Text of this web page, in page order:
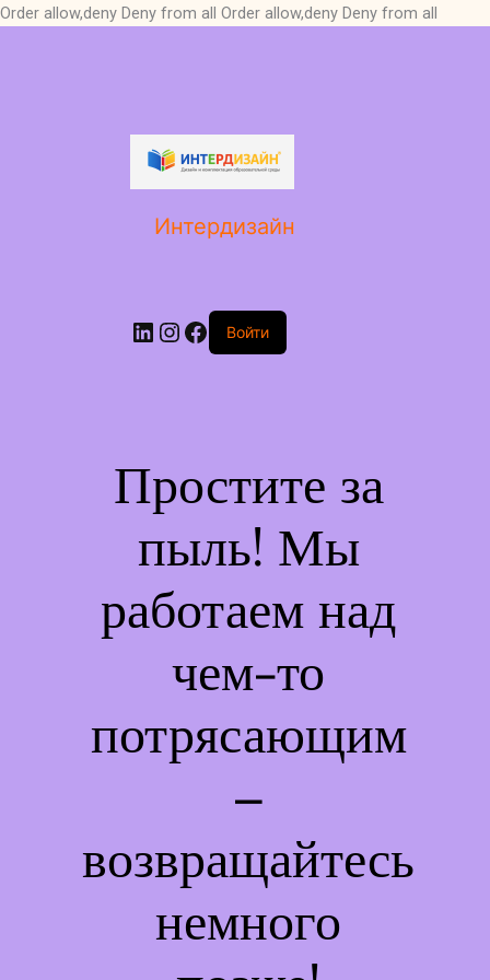
Order allow,deny Deny from all Order allow,deny Deny from all
Интердизайн
LinkedIn
Instagram
Facebook
Войти
Простите за
пыль! Мы
работаем над
чем-то
потрясающим
–
возвращайтесь
немного